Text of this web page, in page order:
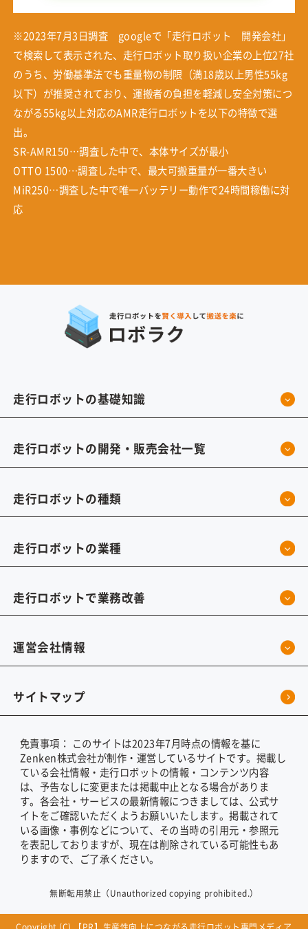
※2023年7月3日調査 googleで「走行ロボット 開発会社」
で検索して表示された、走行ロボット取り扱い企業の上位27社
のうち、労働基準法でも重量物の制限（満18歳以上男性55kg
以下）が推奨されており、運搬者の負担を軽減し安全対策につ
ながる55kg以上対応のAMR走行ロボットを以下の特徴で選
出。
SR-AMR150…調査した中で、本体サイズが最小
OTTO 1500…調査した中で、最大可搬重量が一番大きい
MiR250…調査した中で唯一バッテリー動作で24時間稼働に対
応
走行ロボットの基礎知識
走行ロボットの開発・販売会社一覧
走行ロボットの種類
走行ロボットの業種
走行ロボットで業務改善
運営会社情報
サイトマップ
免責事項： このサイトは2023年7月時点の情報を基に
Zenken株式会社が制作・運営しているサイトです。掲載し
ている会社情報・走行ロボットの情報・コンテンツ内容
は、予告なしに変更または掲載中止となる場合がありま
す。各会社・サービスの最新情報につきましては、公式サ
イトをご確認いただくようお願いいたします。掲載されて
いる画像・事例などについて、その当時の引用元・参照元
を表記しておりますが、現在は削除されている可能性もあ
りますので、ご了承ください。
無断転用禁止（Unauthorized copying prohibited.）
Copyright (C) 【PR】 生産性向上につながる走行ロボット専門メディア